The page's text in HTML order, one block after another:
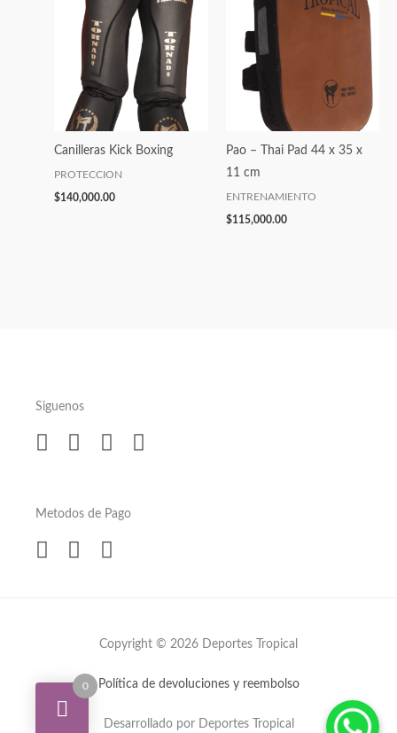
Canilleras Kick Boxing
PROTECCION
$140,000.00
Pao – Thai Pad 44 x 35 x
11 cm
ENTRENAMIENTO
$115,000.00
Siguenos
Metodos de Pago
Copyright © 2026 Deportes Tropical
Política de devoluciones y reembolso
Desarrollado por Deportes Tropical
0